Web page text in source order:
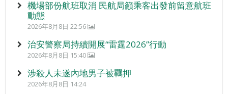
機場部份航班取消 民航局籲乘客出發前留意航班
動態
2026年8月8日 22:56
治安警察局持續開展“雷霆2026”行動
2026年8月8日 15:40
涉殺人未遂內地男子被羈押
2026年8月8日 14:24